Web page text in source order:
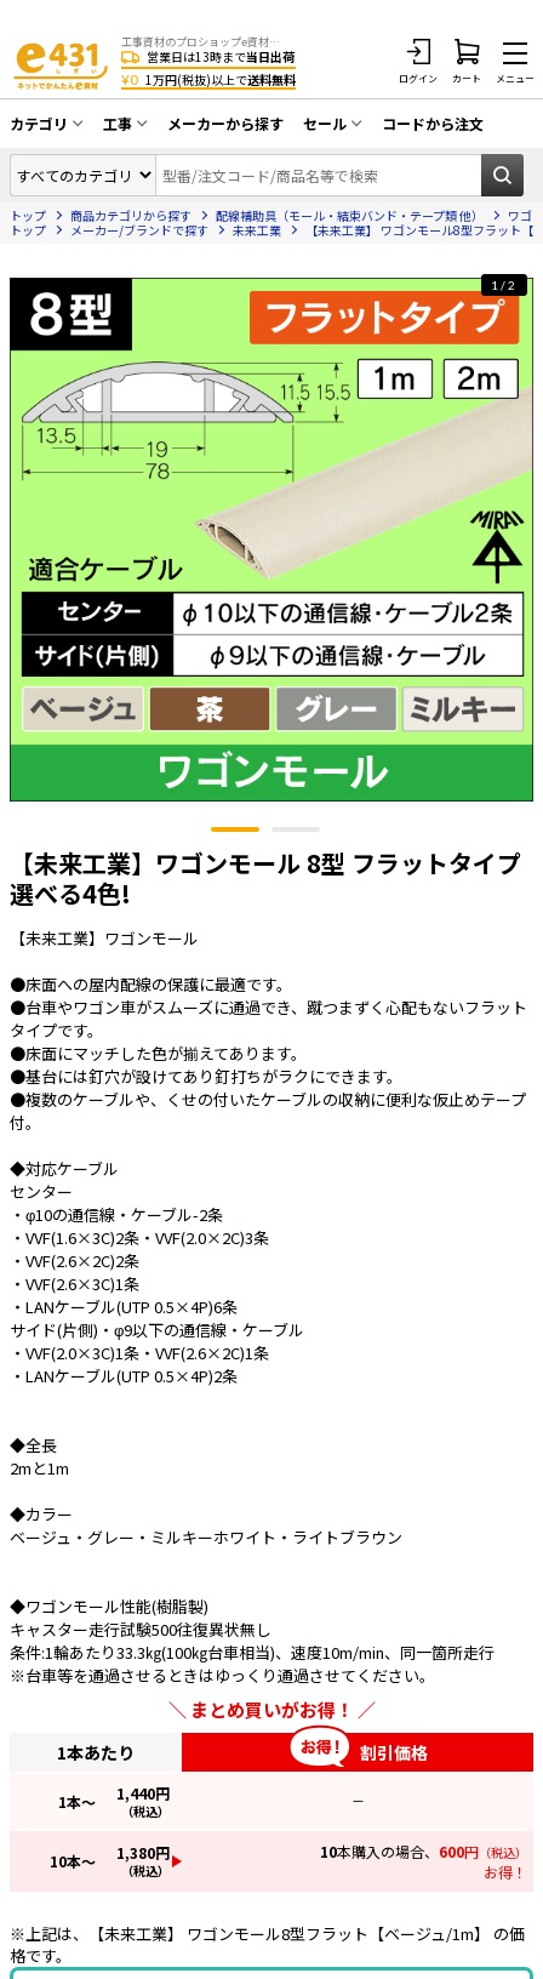
工事資材のプロショップe資材 CATV・アンテナ・防犯・光・LAN・電気・空調工事など
営業日は13時まで当日出荷
¥0 1万円(税抜)以上で送料無料 ログイン カート メニュー
カテゴリ
同軸ケーブル／テレビ用接栓／関連工具
アンテナ・取付金具・ブースター／CATV
部材類
プ類 他）
防犯工事関連
HDMIケーブル・周辺機器／RCAケーブル
電話線／コネクタ／アダプタ
光ファイバー・融着接続機関連
LANケーブル・コネクタ・関連資材/機器
エアコン・換気扇・空調資材
太陽光発電ケーブル・コネクタ・関連資
材/機器
電源ケーブル／コネクタ／分電盤／ブレ
ーカ
照明・照明器具
電源タップ・延長コード
PF管/FEP管/CD管/情報線保護管
ボックス・ビニル電線管付属品・引き込
みカバー
工具関連
EV充電設備工事関連
感染症関連
その他
暑さ対策
販売終了品
工事
CATV・アンテナ工事
光工事・FTTH工事
電気配管工事
照明設置工事
太陽光発電工事
ホテル・病院向け
メーカーから探す セール
在庫一掃セール
コードから注文
トップ 商品カテゴリから探す 配線補助具（モール・結束バンド・テープ類 他）
ワゴ
トップ
メーカー/ブランドで探す 未来工業 【未来工業】 ワゴンモール8型フラット【
【未来工業】ワゴンモール 8型 フラットタイプ
選べる4色!
1/2
【未来工業】ワゴンモール
●床面への屋内配線の保護に最適です。
●台車やワゴン車がスムーズに通過でき、蹴つまずく心配もないフラット
タイプです。
●床面にマッチした色が揃えてあります。
●基台には釘穴が設けてあり釘打ちがラクにできます。
●複数のケーブルや、くせの付いたケーブルの収納に便利な仮止めテープ
付。
◆対応ケーブル
センター
・φ10の通信線・ケーブル-2条
・VVF(1.6×3C)2条・VVF(2.0×2C)3条
・VVF(2.6×2C)2条
・VVF(2.6×3C)1条
・LANケーブル(UTP 0.5×4P)6条
サイド(片側)・φ9以下の通信線・ケーブル
・VVF(2.0×3C)1条・VVF(2.6×2C)1条
・LANケーブル(UTP 0.5×4P)2条
◆全長
2mと1m
◆カラー
ベージュ・グレー・ミルキーホワイト・ライトブラウン
◆ワゴンモール性能(樹脂製)
キャスター走行試験500往復異状無し
条件:1輪あたり33.3㎏(100㎏台車相当)、速度10m/min、同一箇所走行
※台車等を通過させるときはゆっくり通過させてください。
まとめ買いがお得！
1本あたり 割引価格
1本～ 1,440円
（税込）
—
10本～ 1,380円
（税込）
10本購入の場合、 600円 （税込）
お得！
※上記は、【未来工業】 ワゴンモール8型フラット【ベージュ/1m】 の価
格です。